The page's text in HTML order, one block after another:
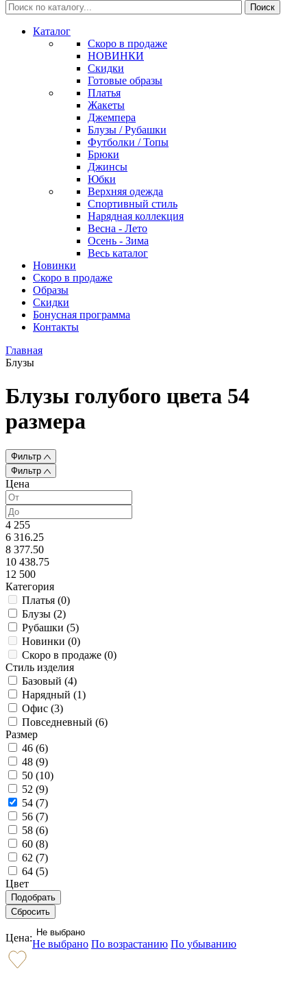
Каталог
Скоро в продаже
НОВИНКИ
Скидки
Готовые образы
Платья
Жакеты
Джемпера
Блузы / Рубашки
Футболки / Топы
Брюки
Джинсы
Юбки
Верхняя одежда
Спортивный стиль
Нарядная коллекция
Весна - Лето
Осень - Зима
Весь каталог
Новинки
Скоро в продаже
Образы
Скидки
Бонусная программа
Контакты
Главная
Блузы
Блузы голубого цвета 54
размера
Фильтр
Фильтр
Цена
4 255
6 316.25
8 377.50
10 438.75
12 500
Категория
Платья (0)
Блузы (2)
Рубашки (5)
Новинки (0)
Скоро в продаже (0)
Стиль изделия
Базовый (4)
Нарядный (1)
Офис (3)
Повседневный (6)
Размер
46 (6)
48 (9)
50 (10)
52 (9)
54 (7)
56 (7)
58 (6)
60 (8)
62 (7)
64 (5)
Цвет
Цена: Не выбрано
Не выбрано По возрастанию По убыванию